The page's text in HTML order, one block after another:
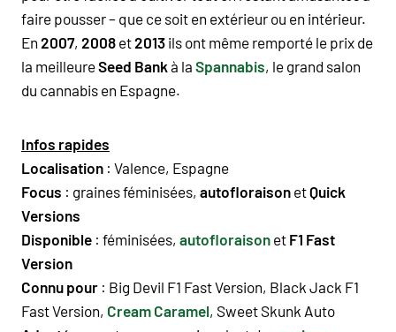
faire pousser – que ce soit en extérieur ou en intérieur.
En 2007, 2008 et2013 ils ont même remporté le prix de
la meilleureSeed Bank à la Spannabis, le grand salon
du cannabis en Espagne.
Infos rapides
Localisation : Valence, Espagne
Focus : graines féminisées, autofloraison etQuick
Versions
Disponible : féminisées, autofloraison et F1 Fast
Version
Connu pour : Big Devil F1 Fast Version, Black Jack F1
Fast Version, Cream Caramel, Sweet Skunk Auto